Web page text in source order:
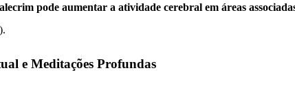
pode aumentar a atividade cerebral em áreas
e Meditações Profundas